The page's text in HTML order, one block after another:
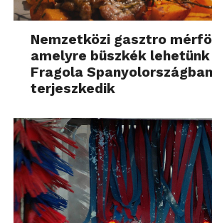
Nemzetközi gasztro
amelyre büszkék lehetünk
Fragola Spanyolországban
terjeszkedik